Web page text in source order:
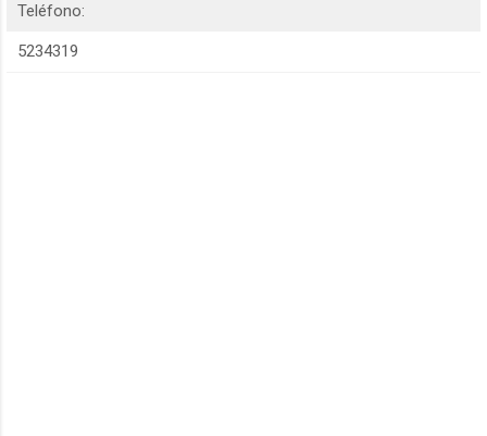
Teléfono:
5234319